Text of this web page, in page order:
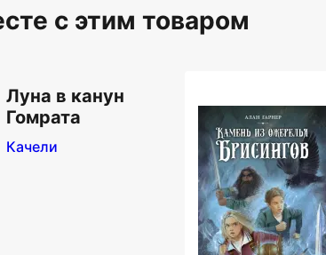
c этим товаром
Луна в канун
Гомрата
Качели